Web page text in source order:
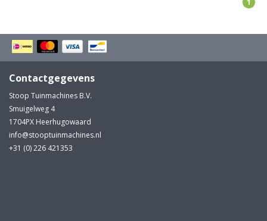
Contactgegevens
Stoop Tuinmachines B.V.
Smuigelweg 4
1704PX Heerhugowaard
info@stooptuinmachines.nl
+31 (0) 226 421353